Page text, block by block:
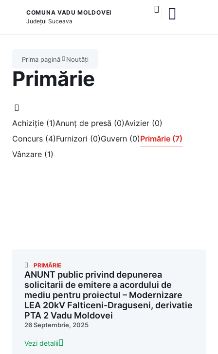
COMUNA VADU MOLDOVEI
Județul Suceava
Prima pagină Noutăți
Primărie
Achiziție (1)Anunț de presă (0)Avizier (0)
Concurs (4)Furnizori (0)Guvern (0)Primărie (7)
Vânzare (1)
PRIMĂRIE
ANUNT public privind depunerea
solicitarii de emitere a acordului de
mediu pentru proiectul – Modernizare
LEA 20kV Falticeni-Draguseni, derivatie
PTA 2 Vadu Moldovei
26 Septembrie, 2025
Vezi detalii